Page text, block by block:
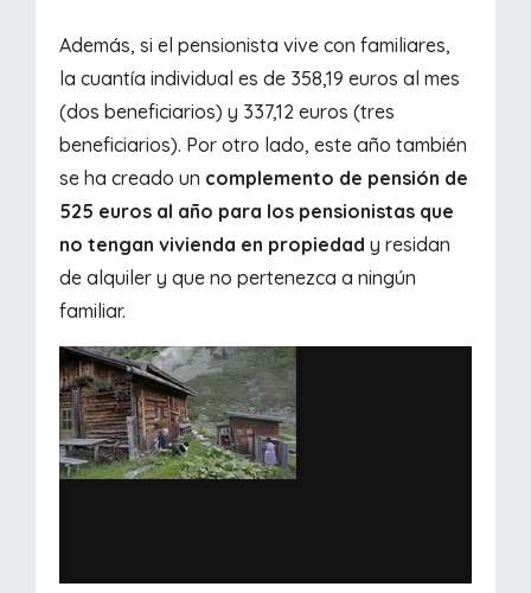
Además, si el pensionista vive con familiares,
la cuantía individual es de 358,19 euros al mes
(dos beneficiarios) y 337,12 euros (tres
beneficiarios). Por otro lado, este año también
se ha creado un complemento de pensión de
525 euros al año para los pensionistas que
no tengan vivienda en propiedad y residan
de alquiler y que no pertenezca a ningún
familiar.